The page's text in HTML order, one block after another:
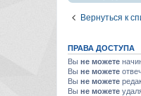
Вернуться к
ПРАВА ДОСТУПА
Вы не можете
Вы не можете
Вы не можете
Вы не можете